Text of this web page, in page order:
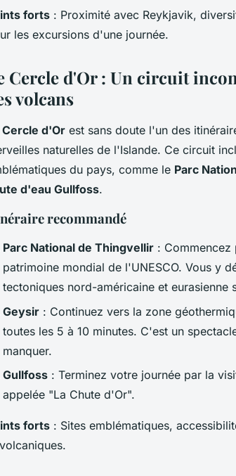
forts : Proximité avec Reykjavik,
les excursions d'une journée.
Cercle d'Or : Un circuit
volcans
Cercle d'Or est sans doute l'un des
naturelles de l'Islande. Ce circuit
du pays, comme le Parc
d'eau Gullfoss.
recommandé
Parc National de Thingvellir :
patrimoine mondial de l'UNESCO. Vous y
tectoniques nord-américaine et eurasienne
Geysir : Continuez vers la zone
toutes les 5 à 10 minutes. C'est un
manquer.
Gullfoss : Terminez votre journée par la
appelée "La Chute d'Or".
forts : Sites emblématiques,